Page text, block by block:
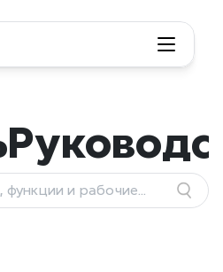
функции и рабочие